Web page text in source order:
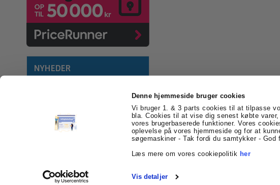
Denne hjemmeside bruger cookies
Vi bruger 1. & 3 parts cookies til at tilpasse
bla. Cookies til at vise dig senest købte
vores brugerbaserede funktioner. Vores
oplevelse på vores hjemmeside og for at
søgemaskiner - Tak fordi du samtykker - God
Læs mere om vores cookiepolitik her
Vis detaljer
NYHEDER
billigEmballage.dk Farvergården 2 6541 Bevtoft